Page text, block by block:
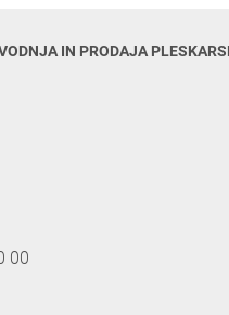
IN PRODAJA
00